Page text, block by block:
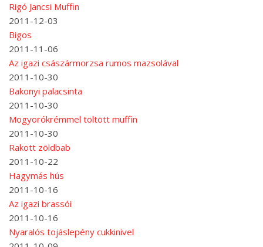
Rigó Jancsi Muffin
2011-12-03
Bigos
2011-11-06
Az igazi császármorzsa rumos mazsolával
2011-10-30
Bakonyi palacsinta
2011-10-30
Mogyorókrémmel töltött muffin
2011-10-30
Rakott zöldbab
2011-10-22
Hagymás hús
2011-10-16
Az igazi brassói
2011-10-16
Nyaralós tojáslepény cukkinivel